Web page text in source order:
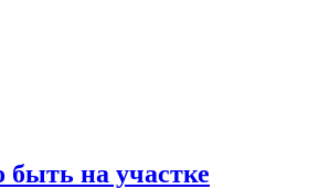
на участке